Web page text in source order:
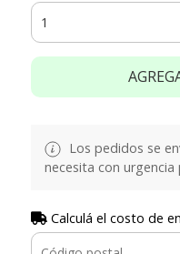
Los pedidos se
necesita con
Calculá el costo de